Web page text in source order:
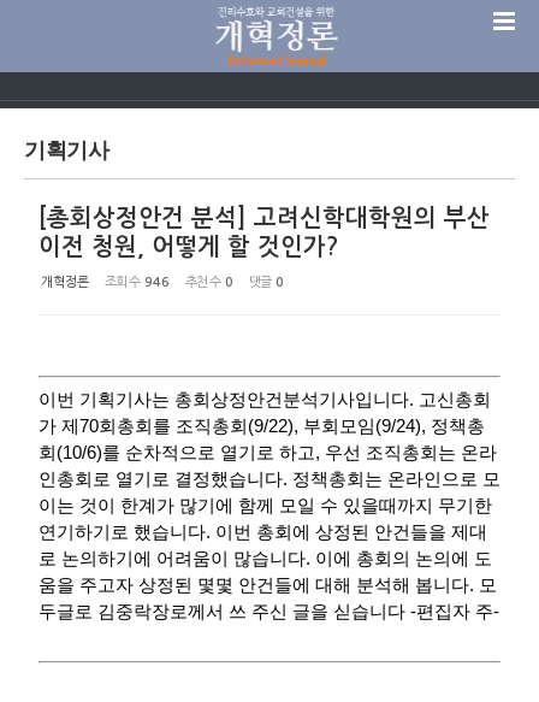
기획기사
[총회상정안건 분석] 고려신학대학원의 부산
이전 청원, 어떻게 할 것인가?
개혁정론 조회 수 946 추천 수 0 댓글 0
이번 기획기사는 총회상정안건분석기사입니다. 고신총회
가 제70회총회를 조직총회(9/22), 부회모임(9/24), 정책총
회(10/6)를 순차적으로 열기로 하고, 우선 조직총회는 온라
인총회로 열기로 결정했습니다. 정책총회는 온라인으로 모
이는 것이 한계가 많기에 함께 모일 수 있을때까지 무기한
연기하기로 했습니다. 이번 총회에 상정된 안건들을 제대
로 논의하기에 어려움이 많습니다. 이에 총회의 논의에 도
움을 주고자 상정된 몇몇 안건들에 대해 분석해 봅니다. 모
두글로 김중락장로께서 쓰 주신 글을 싣습니다 -편집자 주-
Sketchbook5, 스케치북5
Sketchbook5, 스케치북5